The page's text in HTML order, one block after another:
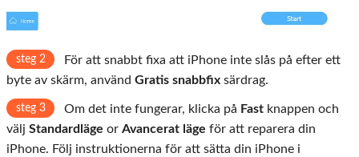
steg 2
För att snabbt fixa att iPhone inte slås på efter ett
byte av skärm, använd Gratis snabbfix särdrag.
steg 3 Om det inte fungerar, klicka på Fast knappen och
välj Standardläge or Avancerat läge för att reparera din
iPhone. Följ instruktionerna för att sätta din iPhone i